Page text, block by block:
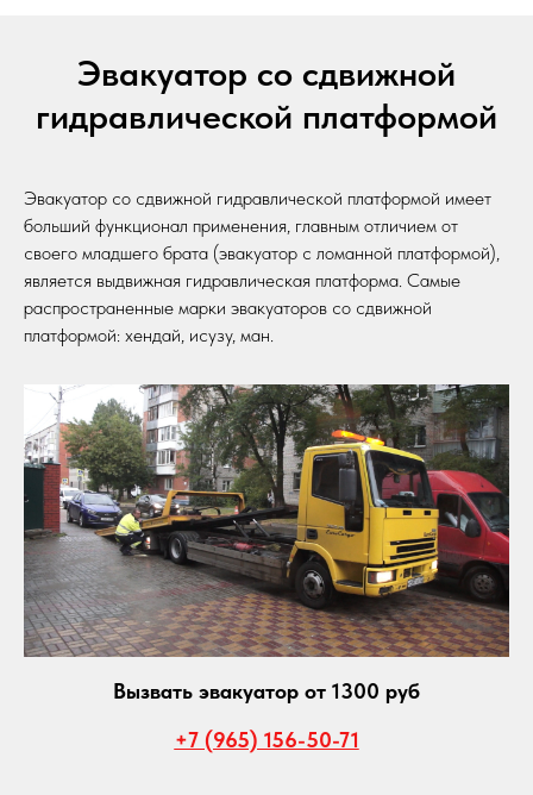
Эвакуатор со сдвижной
гидравлической платформой
Эвакуатор со сдвижной гидравлической платформой имеет
больший функционал применения, главным отличием от
своего младшего брата (эвакуатор с ломанной платформой),
является выдвижная гидравлическая платформа. Самые
распространенные марки эвакуаторов со сдвижной
платформой: хендай, исузу, ман.
Вызвать эвакуатор от 1300 руб
+7 (965) 156-50-71